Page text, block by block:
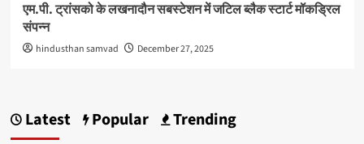
एम.पी. ट्रांसको के लखनादौन सबस्टेशन में जटिल ब्लैक स्टार्ट मॉकड्रिल
संपन्न
hindusthan samvad December 27, 2025
Latest Popular Trending